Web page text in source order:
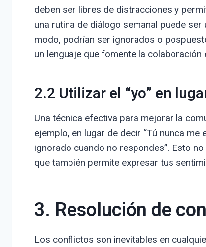
deben ser libres de distracciones y
una rutina de diálogo semanal puede
modo, podrían ser ignorados o
un lenguaje que fomente la
2.2 Utilizar el “yo” en
Una técnica efectiva para mejorar la
ejemplo, en lugar de decir “Tú nunca
ignorado cuando no respondes”. Esto
que también permite expresar tus
3. Resolución de
Los conflictos son inevitables en